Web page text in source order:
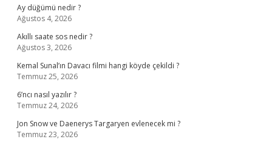
Ay düğümü nedir ?
Ağustos 4, 2026
Akıllı saate sos nedir ?
Ağustos 3, 2026
Kemal Sunal’ın Davacı filmi hangi köyde çekildi ?
Temmuz 25, 2026
6’ncı nasıl yazılır ?
Temmuz 24, 2026
Jon Snow ve Daenerys Targaryen evlenecek mi ?
Temmuz 23, 2026